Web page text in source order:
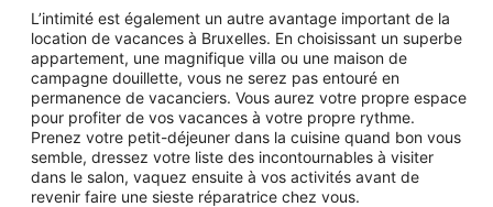
L’intimité est également un autre avantage important de la
location de vacances à Bruxelles. En choisissant un superbe
appartement, une magnifique villa ou une maison de
campagne douillette, vous ne serez pas entouré en
permanence de vacanciers. Vous aurez votre propre espace
pour profiter de vos vacances à votre propre rythme.
Prenez votre petit-déjeuner dans la cuisine quand bon vous
semble, dressez votre liste des incontournables à visiter
dans le salon, vaquez ensuite à vos activités avant de
revenir faire une sieste réparatrice chez vous.